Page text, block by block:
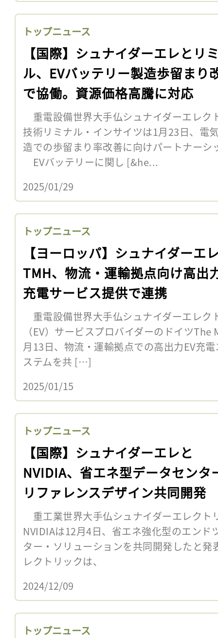
トップニュース
【国際】シュナイダーエレとリ
ル、EVバッテリー製造歩留まり
で協働。資源価格高騰に対応
重電設備世界大手仏シュナイダーエレク
技術リミナル・インサイツは1月23日、電
造での歩留まり率改善に向けパートナー
EVバッテリーに関し [&he...
2025/01/29
トップニュース
【ヨーロッパ】シュナイダーエ
TMH、物流・運輸拠点向け高出
充電サービス提供で連携
重電設備世界大手仏シュナイダーエレク
（EV）サービスプロバイダーのドイツ
月13日、物流・運輸拠点での高出力EV充
ステムを共 […]
2025/01/15
トップニュース
【国際】シュナイダーエレと
NVIDIA、省エネ型データセンタ
リファレンスデザイン共同開発
重工業世界大手仏シュナイダーエレクト
NVIDIAは12月4日、省エネ強化型のエンド
ター・ソリューションを共同開発したと
レクトリックは、
2024/12/09
トップニュース